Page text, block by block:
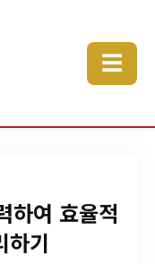
☰
하여 효율적
하기